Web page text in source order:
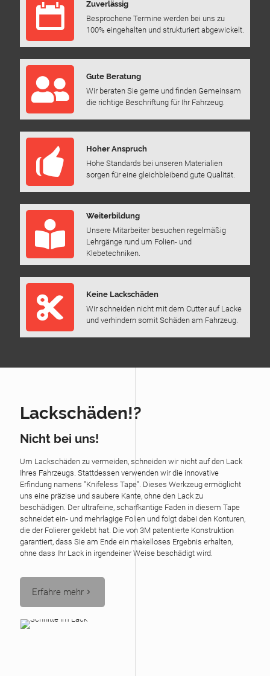
Zuverlässig
Besprochene Termine werden bei uns zu
100% eingehalten und strukturiert abgewickelt.
Gute Beratung
Wir beraten Sie gerne und finden Gemeinsam
die richtige Beschriftung für Ihr Fahrzeug.
Hoher Anspruch
Hohe Standards bei unseren Materialien
sorgen für eine gleichbleibend gute Qualität.
Weiterbildung
Unsere Mitarbeiter besuchen regelmäßig
Lehrgänge rund um Folien- und
Klebetechniken.
Keine Lackschäden
Wir schneiden nicht mit dem Cutter auf Lacke
und verhindern somit Schäden am Fahrzeug.
Lackschäden!?
Nicht bei uns!
Um Lackschäden zu vermeiden, schneiden wir nicht auf den Lack
Ihres Fahrzeugs. Stattdessen verwenden wir die innovative
Erfindung namens "Knifeless Tape". Dieses Werkzeug ermöglicht
uns eine präzise und saubere Kante, ohne den Lack zu
beschädigen. Der ultrafeine, scharfkantige Faden in diesem Tape
schneidet ein- und mehrlagige Folien und folgt dabei den Konturen,
die der Folierer geklebt hat. Die von 3M patentierte Konstruktion
garantiert, dass Sie am Ende ein makelloses Ergebnis erhalten,
ohne dass Ihr Lack in irgendeiner Weise beschädigt wird.
Erfahre mehr